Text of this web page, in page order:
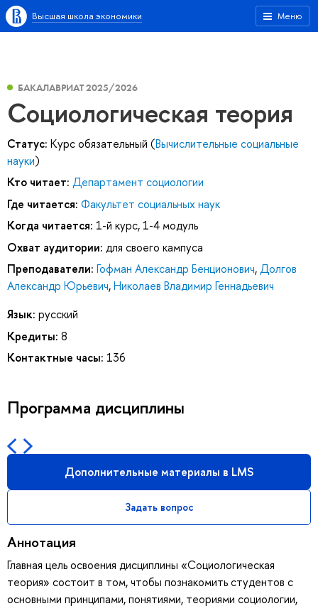
Меню
Высшая школа экономики
БАКАЛАВРИАТ 2025/2026
Социологическая теория
Статус: Курс обязательный (Вычислительные социальные
науки)
Кто читает: Департамент социологии
Где читается: Факультет социальных наук
Когда читается: 1-й курс, 1-4 модуль
Охват аудитории: для своего кампуса
Преподаватели: Гофман Александр Бенционович,Долгов
Александр Юрьевич,Николаев Владимир Геннадьевич
Язык: русский
Кредиты: 8
Контактные часы: 136
Программа дисциплины
Дополнительные материалы в LMS
Задать вопрос
Аннотация
Главная цель освоения дисциплины «Социологическая
теория» состоит в том, чтобы познакомить студентов с
основными принципами, понятиями, теориями социологии,